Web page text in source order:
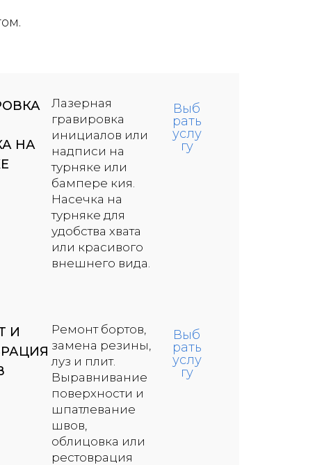
НА
Лазерная
гравировка
инициалов или
надписи на
турняке или
бампере кия.
Насечка на
турняке для
удобства хвата
или красивого
внешнего вида.
Выб
рать
услу
гу
И
Ремонт бортов,
замена резины,
луз и плит.
Выравнивание
поверхности и
шпатлевание
швов,
облицовка или
рестоврация
Выб
рать
услу
гу